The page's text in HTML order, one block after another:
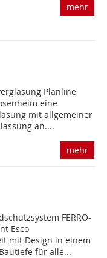
mehr
Planline
eine
mit allgemeiner
an....
mehr
FERRO-
Esco
mit Design in einem
für alle...